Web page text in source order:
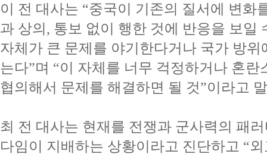
이 전 대사는 “중국이 기존의 질서에 변화
과 상의, 통보 없이 행한 것에 반응을 보일
자체가 큰 문제를 야기한다거나 국가 방
는다”며 “이 자체를 너무 걱정하거나 혼
협의해서 문제를 해결하면 될 것”이라고
최 전 대사는 현재를 전쟁과 군사력의 패
다임이 지배하는 상황이라고 진단하고 “